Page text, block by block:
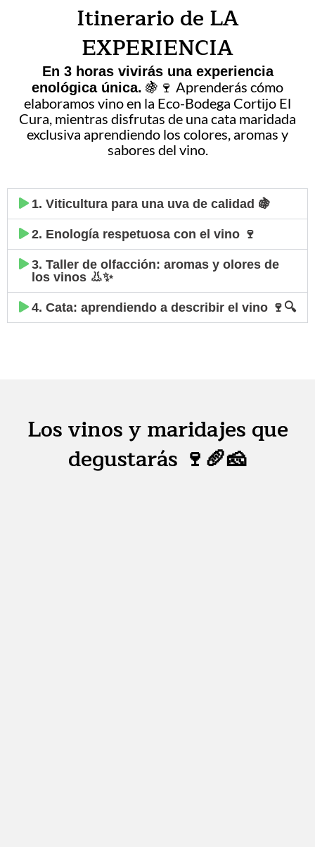
Itinerario de LA
EXPERIENCIA
En 3 horas vivirás una experiencia
enológica única. 🍇🍷 Aprenderás cómo
elaboramos vino en la Eco-Bodega Cortijo El
Cura, mientras disfrutas de una cata maridada
exclusiva aprendiendo los colores, aromas y
sabores del vino.
1. Viticultura para una uva de calidad 🍇
2. Enología respetuosa con el vino 🍷
3. Taller de olfacción: aromas y olores de
los vinos 👃✨
4. Cata: aprendiendo a describir el vino 🍷🔍
Los vinos y maridajes que
degustarás 🍷🥖🧀